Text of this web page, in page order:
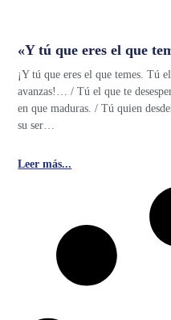
«Y tú que eres el que
¡Y tú que eres el que temes. Tú
avanzas!… / Tú el que te
en que maduras. / Tú quien
su ser…
Leer más...